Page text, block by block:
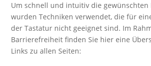
Um schnell und intuitiv die
wurden Techniken verwendet, die für
der Tastatur nicht geeignet sind. Im
Barrierefreiheit finden Sie hier eine
Links zu allen Seiten: